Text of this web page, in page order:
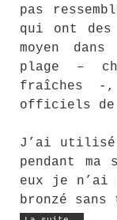
pas
qui ont
moyen
plage –
fraîches -
officiels de
J’ai utilisé
pendant
eux je n’ai
bronzé sans
« Mes